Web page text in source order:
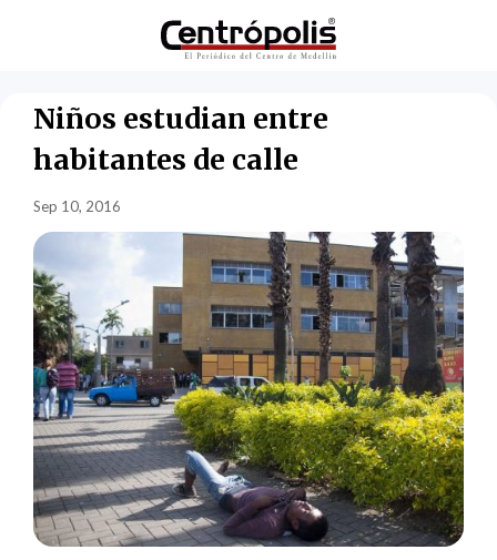
Niños estudian entre
habitantes de calle
Sep 10, 2016